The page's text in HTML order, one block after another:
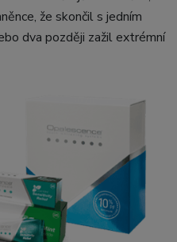
že skončil s jedním
dva později zažil extrémní